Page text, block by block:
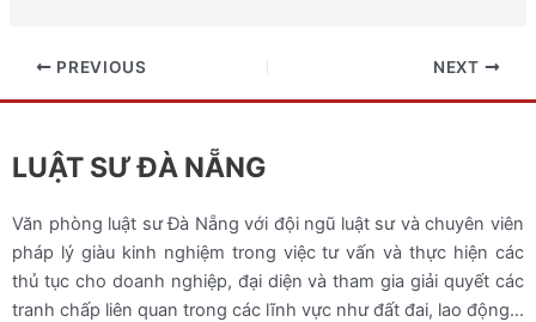
PREVIOUS NEXT
LUẬT SƯ ĐÀ NẴNG
Văn phòng luật sư Đà Nẵng với đội ngũ luật sư và chuyên viên
pháp lý giàu kinh nghiệm trong việc tư vấn và thực hiện các
thủ tục cho doanh nghiệp, đại diện và tham gia giải quyết các
tranh chấp liên quan trong các lĩnh vực như đất đai, lao động…